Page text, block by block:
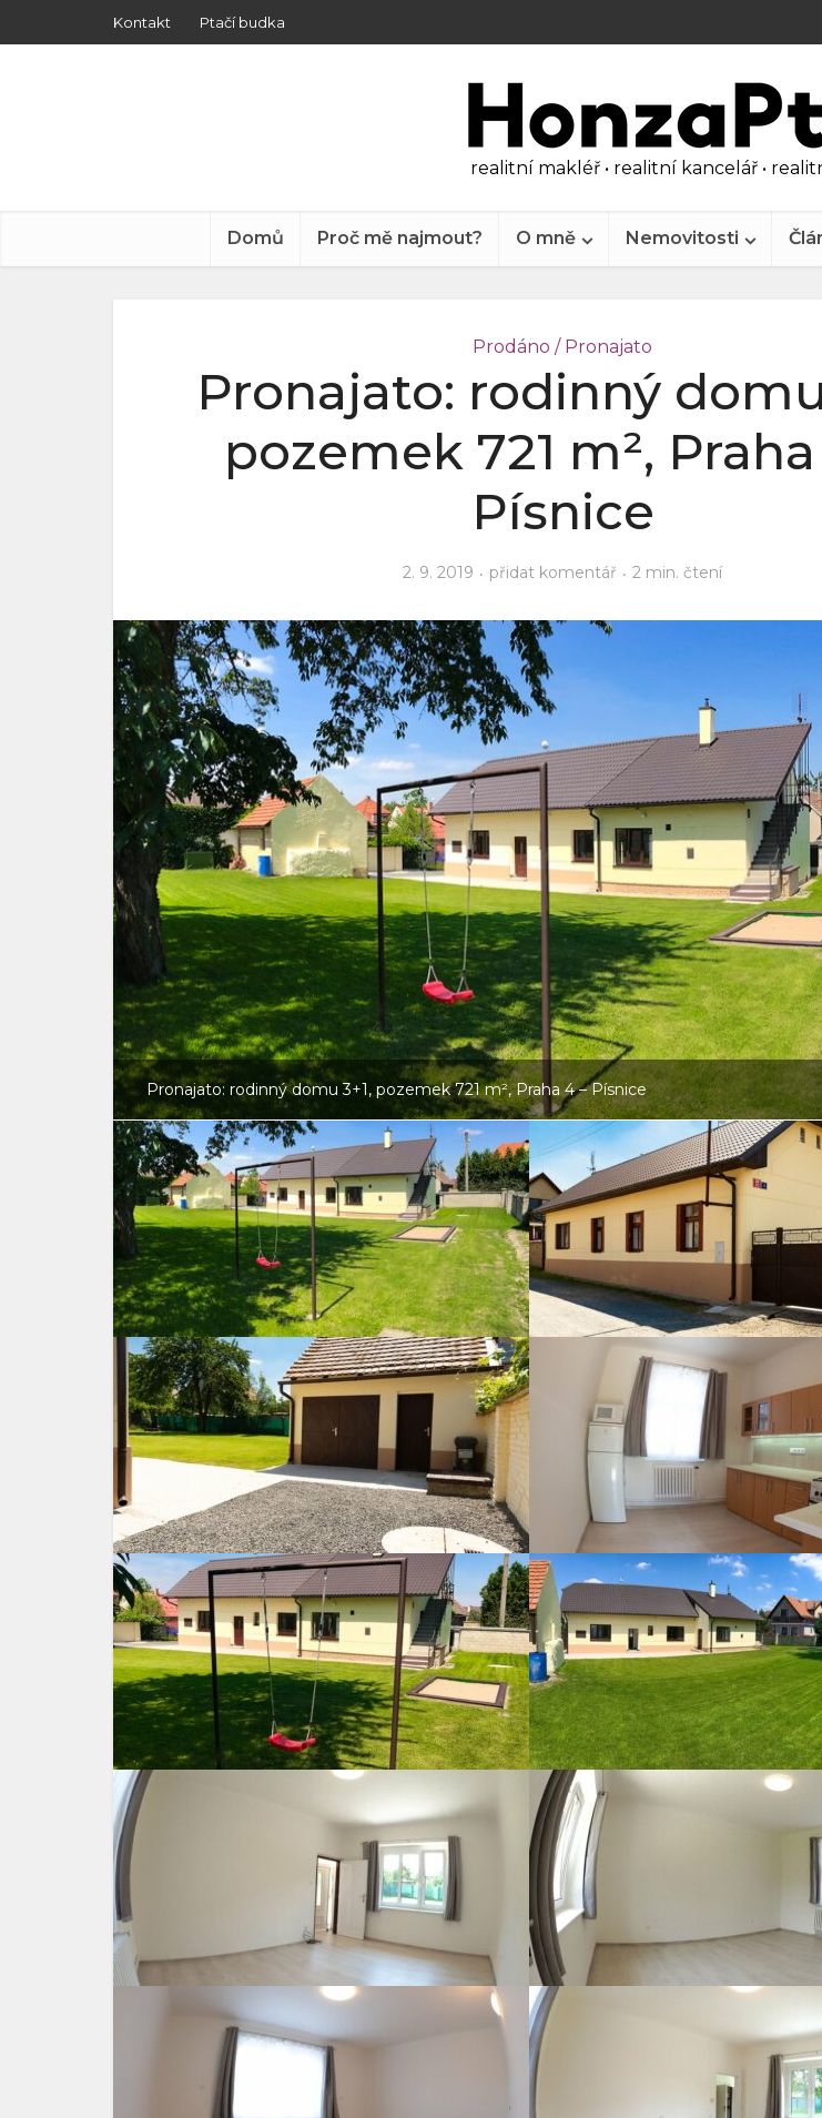
Kontakt Ptačí budka
realitní makléř • realitní kancelář •
Domů Proč mě najmout? O mně Nemovitosti
Prodáno / Pronajato
Pronajato: rodinný domu
pozemek 721 m²,
Písnice
2. 9. 2019 přidat komentář 2 min. čtení
Pronajato: rodinný domu 3+1, pozemek 721 m², Praha 4 – Písnice